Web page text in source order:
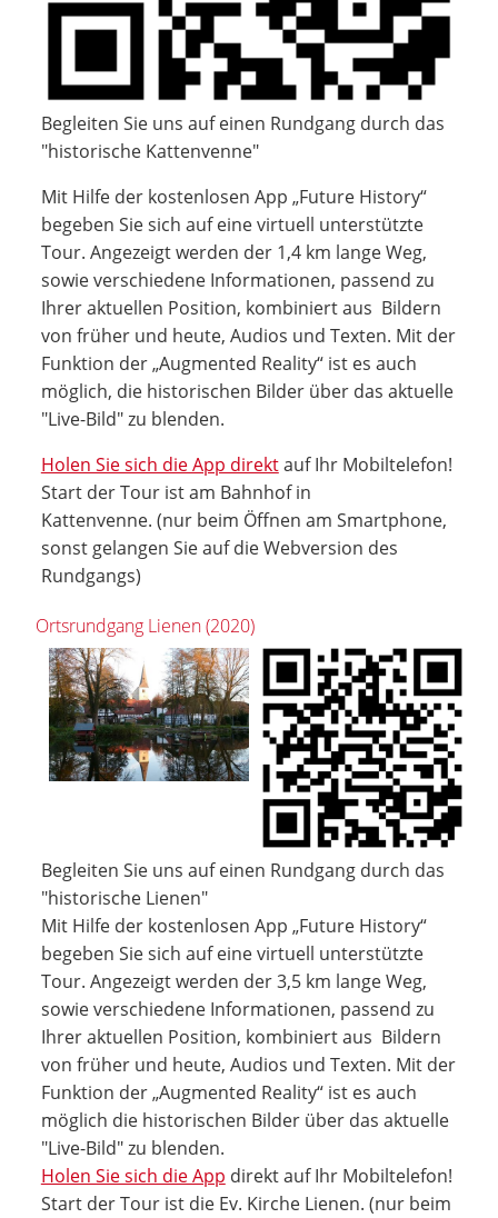
Begleiten Sie uns auf einen Rundgang durch das
"historische Kattenvenne"
Mit Hilfe der kostenlosen App „Future History“
begeben Sie sich auf eine virtuell unterstützte
Tour. Angezeigt werden der 1,4 km lange Weg,
sowie verschiedene Informationen, passend zu
Ihrer aktuellen Position, kombiniert aus Bildern
von früher und heute, Audios und Texten. Mit der
Funktion der „Augmented Reality“ ist es auch
möglich, die historischen Bilder über das aktuelle
"Live-Bild" zu blenden.
Holen Sie sich die App direktauf Ihr Mobiltelefon!
Start der Tour ist am Bahnhof in
Kattenvenne. (nur beim Öffnen am Smartphone,
sonst gelangen Sie auf die Webversion des
Rundgangs)
Ortsrundgang Lienen (2020)
Begleiten Sie uns auf einen Rundgang durch das
"historische Lienen"
Mit Hilfe der kostenlosen App „Future History“
begeben Sie sich auf eine virtuell unterstützte
Tour. Angezeigt werden der 3,5 km lange Weg,
sowie verschiedene Informationen, passend zu
Ihrer aktuellen Position, kombiniert aus Bildern
von früher und heute, Audios und Texten. Mit der
Funktion der „Augmented Reality“ ist es auch
möglich die historischen Bilder über das aktuelle
"Live-Bild" zu blenden.
Holen Sie sich die App direkt auf Ihr Mobiltelefon!
Start der Tour ist die Ev. Kirche Lienen. (nur beim